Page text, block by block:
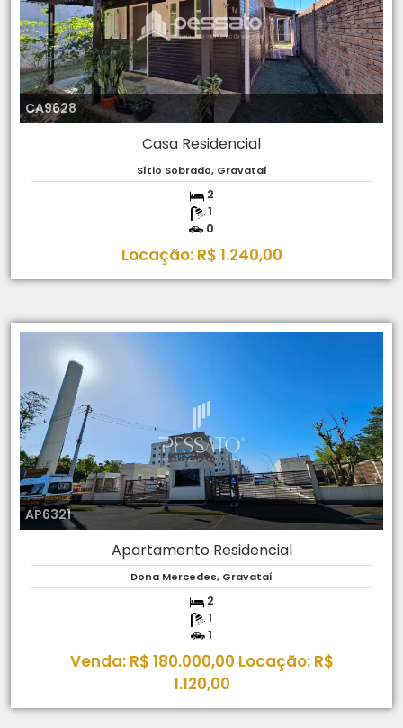
CA9628
Casa Residencial
Sítio Sobrado, Gravataí
2
1
0
Locação: R$ 1.240,00
AP6321
Apartamento Residencial
Dona Mercedes, Gravataí
2
1
1
Venda: R$ 180.000,00 Locação: R$
1.120,00